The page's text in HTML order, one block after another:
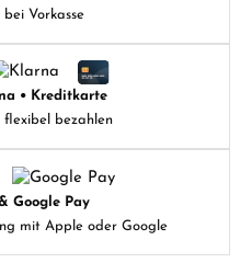
bei Vorkasse
• Kreditkarte
flexibel bezahlen
Google Pay
mit Apple oder Google